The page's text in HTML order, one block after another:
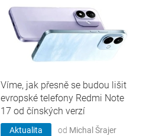
Víme, jak přesně se budou lišit
evropské telefony Redmi Note
17 od čínských verzí
Aktualita od Michal Šrajer